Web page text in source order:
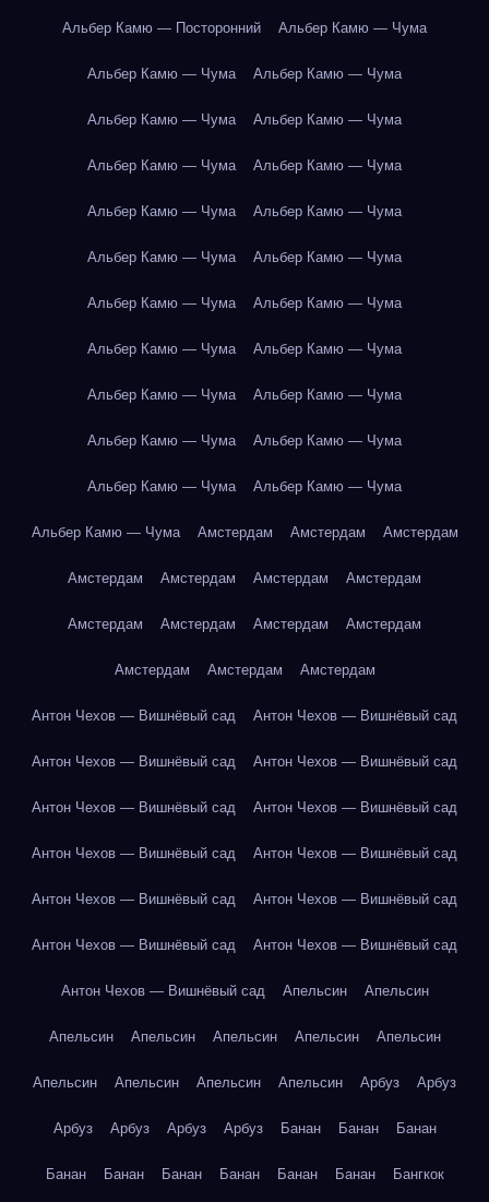
Альбер Камю — Посторонний Альбер Камю — Чума
Альбер Камю — Чума Альбер Камю — Чума
Альбер Камю — Чума Альбер Камю — Чума
Альбер Камю — Чума Альбер Камю — Чума
Альбер Камю — Чума Альбер Камю — Чума
Альбер Камю — Чума Альбер Камю — Чума
Альбер Камю — Чума Альбер Камю — Чума
Альбер Камю — Чума Альбер Камю — Чума
Альбер Камю — Чума Альбер Камю — Чума
Альбер Камю — Чума Альбер Камю — Чума
Альбер Камю — Чума Альбер Камю — Чума
Альбер Камю — Чума Амстердам Амстердам Амстердам
Амстердам Амстердам Амстердам Амстердам
Амстердам Амстердам Амстердам Амстердам
Амстердам Амстердам Амстердам
Антон Чехов — Вишнёвый сад Антон Чехов — Вишнёвый сад
Антон Чехов — Вишнёвый сад Антон Чехов — Вишнёвый сад
Антон Чехов — Вишнёвый сад Антон Чехов — Вишнёвый сад
Антон Чехов — Вишнёвый сад Антон Чехов — Вишнёвый сад
Антон Чехов — Вишнёвый сад Антон Чехов — Вишнёвый сад
Антон Чехов — Вишнёвый сад Антон Чехов — Вишнёвый сад
Антон Чехов — Вишнёвый сад Апельсин Апельсин
Апельсин Апельсин Апельсин Апельсин Апельсин
Апельсин Апельсин Апельсин Апельсин Арбуз Арбуз
Арбуз Арбуз Арбуз Арбуз Банан Банан Банан
Банан Банан Банан Банан Банан Банан Бангкок